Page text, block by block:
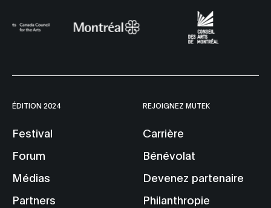
ÉDITION 2024
Festival
Forum
Médias
Partners
REJOIGNEZ MUTEK
Carrière
Bénévolat
Devenez partenaire
Philanthropie